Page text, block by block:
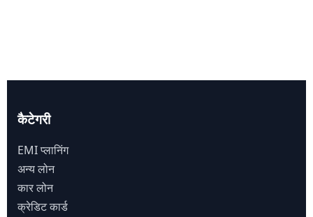
कैटेगरी
EMI प्लानिंग
अन्य लोन
कार लोन
क्रेडिट कार्ड